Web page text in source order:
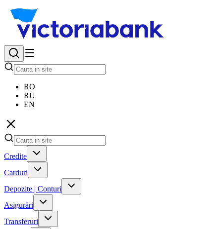
RO
RU
EN
Credite
Carduri
Depozite | Conturi
Asigurări
Transferuri